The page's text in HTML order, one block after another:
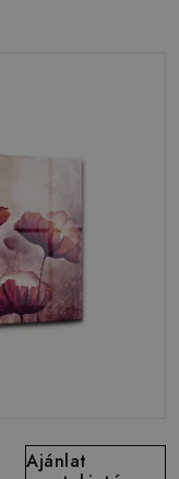
Ajánlat